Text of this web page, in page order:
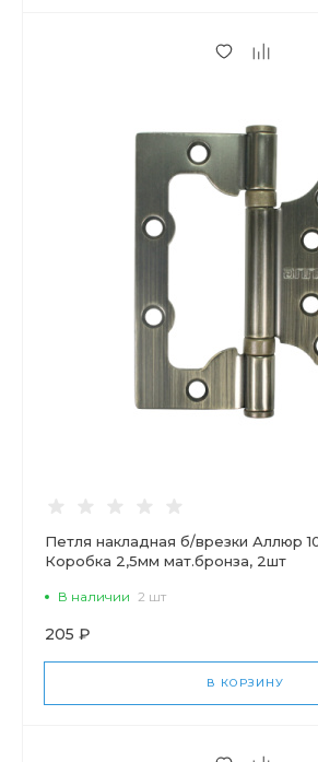
Петля накладная б/врезки Аллюр
Коробка 2,5мм мат.бронза, 2шт
В наличии 2 шт
205 ₽
В КОРЗИНУ